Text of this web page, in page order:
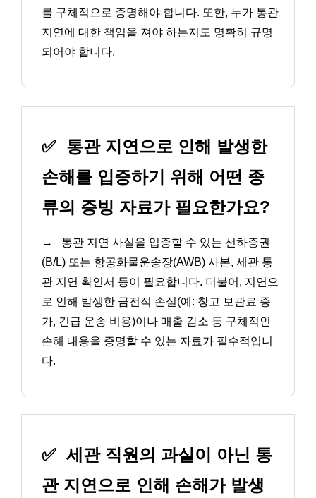
를 구체적으로 증명해야 합니다. 또한, 누가 통관
지연에 대한 책임을 져야 하는지도 명확히 규명
되어야 합니다.
✅ 통관 지연으로 인해 발생한
손해를 입증하기 위해 어떤 종
류의 증빙 자료가 필요한가요?
→
통관 지연 사실을 입증할 수 있는 선하증권
(B/L) 또는 항공화물운송장(AWB) 사본, 세관 통
관 지연 확인서 등이 필요합니다. 더불어, 지연으
로 인해 발생한 금전적 손실(예: 창고 보관료 증
가, 긴급 운송 비용)이나 매출 감소 등 구체적인
손해 내용을 증명할 수 있는 자료가 필수적입니
다.
✅ 세관 직원의 과실이 아닌 통
관 지연으로 인해 손해가 발생